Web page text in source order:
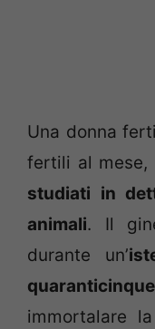
Una donna
fertili al mese,
studiati in
animali. Il
durante un’
immortalare la